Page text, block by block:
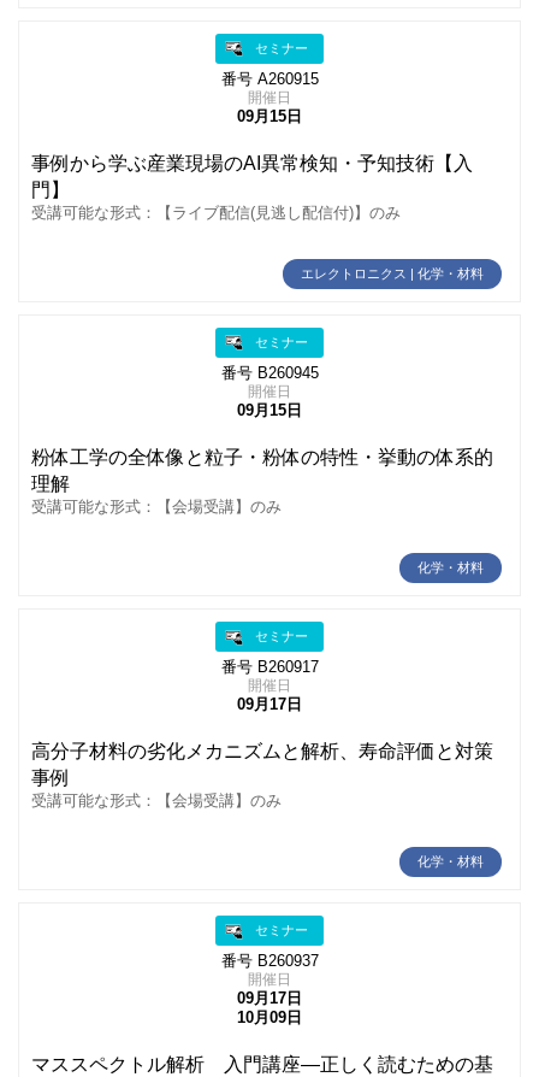
セミナー
番号 A260915
開催日
09月15日
事例から学ぶ産業現場のAI異常検知・予知技術【入
門】
受講可能な形式：【ライブ配信(見逃し配信付)】のみ
エレクトロニクス | 化学・材料
セミナー
番号 B260945
開催日
09月15日
粉体工学の全体像と粒子・粉体の特性・挙動の体系的
理解
受講可能な形式：【会場受講】のみ
化学・材料
セミナー
番号 B260917
開催日
09月17日
高分子材料の劣化メカニズムと解析、寿命評価と対策
事例
受講可能な形式：【会場受講】のみ
化学・材料
セミナー
番号 B260937
開催日
09月17日
10月09日
マススペクトル解析 入門講座―正しく読むための基